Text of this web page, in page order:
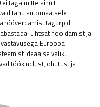
ei taga mitte ainult
tänu automaatsele
tagurpidi
Lihtsat hooldamist ja
Euroopa
ideaalse valiku
töökindlust, ohutust ja